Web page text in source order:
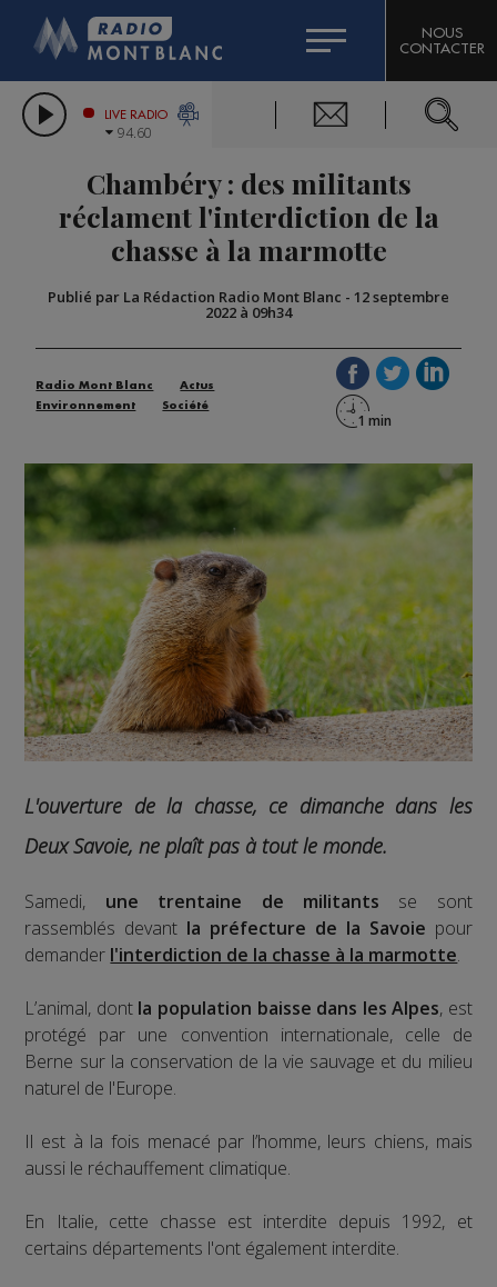
LES CHRONIQUES DE L'EXPERT
CITIZEN MACHINERY
GRAND MASSIF DOMAINES SKIABLES
BIGARD
COMPAGNIE DU MONT-BLANC
NOUS
CONTACTER
LIVE RADIO
94.60
Chambéry : des militants
réclament l'interdiction de la
chasse à la marmotte
Publié par La Rédaction Radio Mont Blanc - 12 septembre
2022 à 09h34
Radio Mont Blanc
Actus
Environnement
Société
L'ouverture de la chasse, ce dimanche dans les
Deux Savoie, ne plaît pas à tout le monde.
Samedi, une trentaine de militants se sont
rassemblés devant la préfecture de la Savoie pour
demander l'interdiction de la chasse à la marmotte.
L’animal, dontla population baisse dans les Alpes, est
protégé par une convention internationale, celle de
Berne sur la conservation de la vie sauvage et du milieu
naturel de l'Europe.
Il est à la fois menacé par l’homme, leurs chiens, mais
aussi le réchauffement climatique.
En Italie, cette chasse est interdite depuis 1992, et
certains départements l'ont également interdite.